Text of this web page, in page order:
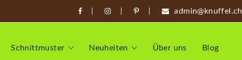
admin@knuffel.ch
Schnittmuster Neuheiten Über uns Blog